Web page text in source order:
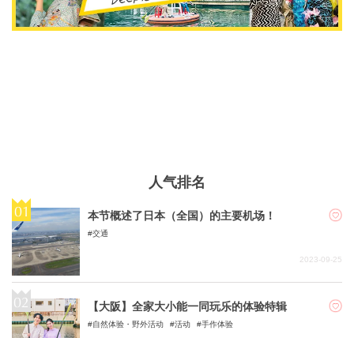
人气排名
本节概述了日本（全国）的主要机场！
交通
2023-09-25
【大阪】全家大小能一同玩乐的体验特辑
自然体验・野外活动 活动 手作体验